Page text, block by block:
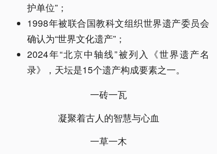
护单位”；
1998年被联合国教科文组织世界遗产委员会
确认为“世界文化遗产”；
2024年“北京中轴线”被列入《世界遗产名
录》，天坛是15个遗产构成要素之一。
一砖一瓦
凝聚着古人的智慧与心血
一草一木